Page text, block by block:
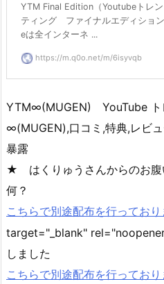
YTM Final Edition（Youtubeトレ
ティング ファイナルエディショ
eは全インターネ ...
https://m.q0o.net/m/6isyvqb
YTM∞(MUGEN) YouTube ト
∞(MUGEN),口コミ,特典,レビ
暴露
★ はくりゅうさんからのお腹
何？
こちらで別途配布を行ってお
target="_blank"
しました
こちらで別途配布を行ってお